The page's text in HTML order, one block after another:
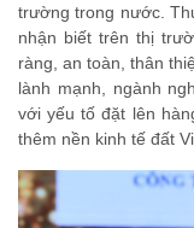
trường trong nước.
nhận biết trên thị
ràng, an toàn, thân
lành mạnh, ngành
với yếu tố đặt lên
thêm nền kinh tế đất